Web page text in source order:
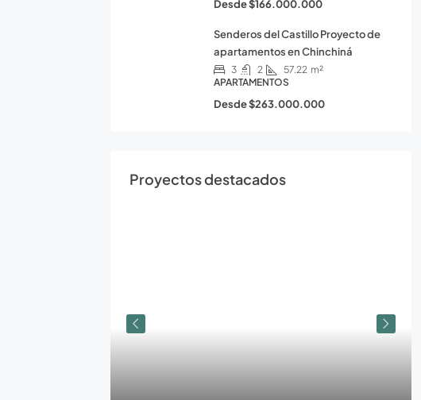
Desde$166.000.000
Senderos del Castillo Proyecto de
apartamentos en Chinchiná
3 2 57.22 m²
APARTAMENTOS
Desde$263.000.000
Proyectos destacados